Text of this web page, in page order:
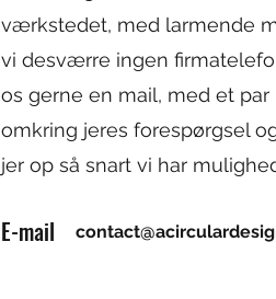
værkstedet, med larmende
vi desværre ingen
os gerne en mail, med et par
omkring jeres forespørgsel
jer op så snart vi har
E-mail